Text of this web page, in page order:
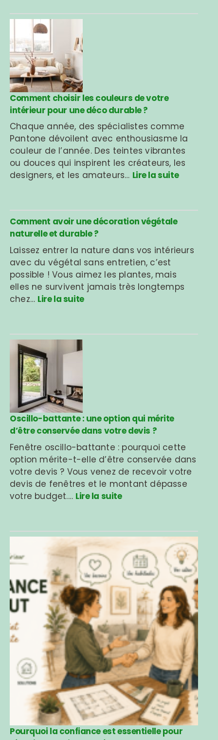
Comment choisir les couleurs de votre
intérieur pour une déco durable ?
Chaque année, des spécialistes comme
Pantone dévoilent avec enthousiasme la
couleur de l’année. Des teintes vibrantes
ou douces qui inspirent les créateurs, les
designers, et les amateurs… Lire la suite
Comment avoir une décoration végétale
naturelle et durable ?
Laissez entrer la nature dans vos intérieurs
avec du végétal sans entretien, c’est
possible ! Vous aimez les plantes, mais
elles ne survivent jamais très longtemps
chez… Lire la suite
Oscillo-battante : une option qui mérite
d’être conservée dans votre devis ?
Fenêtre oscillo-battante : pourquoi cette
option mérite-t-elle d’être conservée dans
votre devis ? Vous venez de recevoir votre
devis de fenêtres et le montant dépasse
votre budget.… Lire la suite
Pourquoi la confiance est essentielle pour